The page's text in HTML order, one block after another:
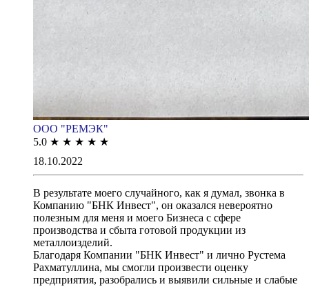
ООО "РЕМЭК"
5.0 ★ ★ ★ ★ ★
18.10.2022
В результате моего случайного, как я думал, звонка в
Компанию "БНК Инвест", он оказался невероятно
полезным для меня и моего Бизнеса с сфере
производства и сбыта готовой продукции из
металлоизделий.
Благодаря Компании "БНК Инвест" и лично Рустема
Рахматуллина, мы смогли произвести оценку
предприятия, разобрались и выявили сильные и слабые